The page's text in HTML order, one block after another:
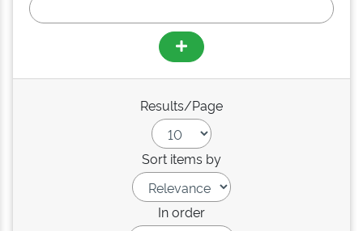
Results/Page
Sort items by
In order